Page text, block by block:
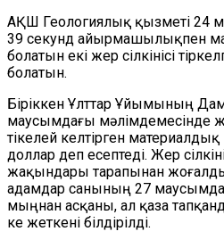
АҚШ Геологиялық қызметі 24
39 секунд айырмашылықпен
болатын екі жер сілкінісі
болатын.
Біріккен Ұлттар Ұйымының
маусымдағы мәлімдемесінде
тікелей келтірген
доллар деп есептеді. Жер
жақындары тарапынан
адамдар санының 27
мыңнан асқаны, ал қаза
ке жеткені білдірілді.